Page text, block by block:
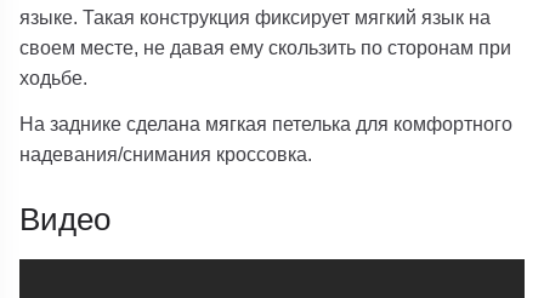
языке. Такая конструкция фиксирует мягкий язык на
своем месте, не давая ему скользить по сторонам при
ходьбе.
На заднике сделана мягкая петелька для комфортного
надевания/снимания кроссовка.
Видео